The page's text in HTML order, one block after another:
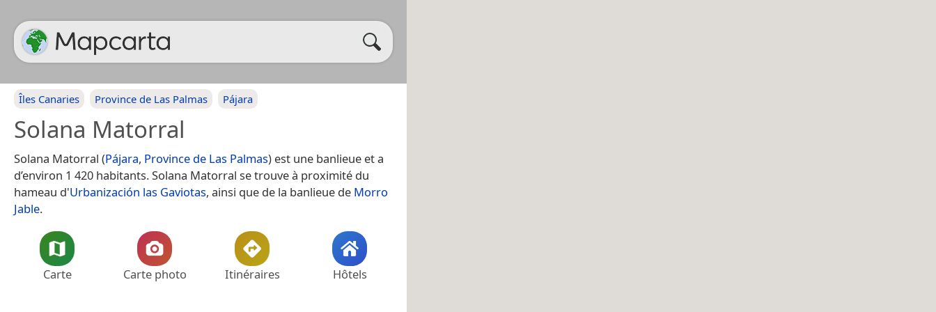
Îles Canaries Province de Las Palmas Pájara
Solana Matorral
Solana Matorral (Pájara, Province de Las Palmas) est une banlieue et a
d’environ 1 420 habitants. Solana Matorral se trouve à proximité du
hameau d'Urbanización las Gaviotas, ainsi que de la banlieue de Morro
Jable.
Carte Carte photo Itinéraires Hôtels